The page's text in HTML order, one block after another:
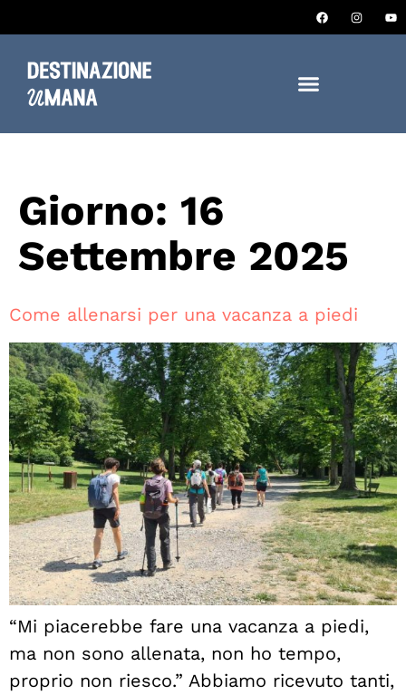
Giorno: 16
Settembre 2025
Come allenarsi per una vacanza a piedi
“Mi piacerebbe fare una vacanza a piedi,
ma non sono allenata, non ho tempo,
proprio non riesco.” Abbiamo ricevuto tanti,